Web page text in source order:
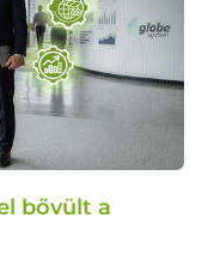
bővült a